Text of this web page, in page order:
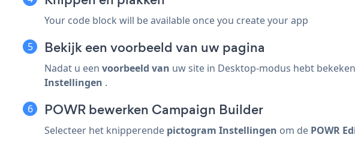
Your code block will be available once you create your app
Bekijk een voorbeeld van uw pagina
Nadat u een voorbeeld van uw site in Desktop-modus hebt
Instellingen .
POWR bewerken Campaign Builder
Selecteer het knipperende pictogram Instellingen om de POWR